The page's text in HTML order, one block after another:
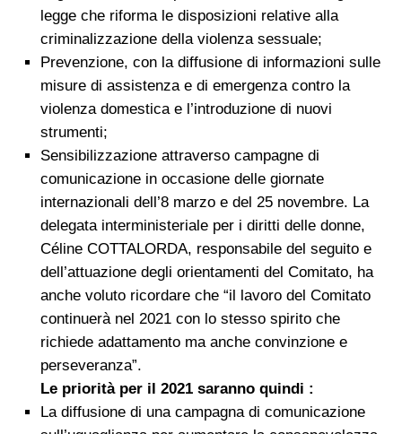
legge che riforma le disposizioni relative alla
criminalizzazione della violenza sessuale;
Prevenzione, con la diffusione di informazioni sulle
misure di assistenza e di emergenza contro la
violenza domestica e l’introduzione di nuovi
strumenti;
Sensibilizzazione attraverso campagne di
comunicazione in occasione delle giornate
internazionali dell’8 marzo e del 25 novembre. La
delegata interministeriale per i diritti delle donne,
Céline COTTALORDA, responsabile del seguito e
dell’attuazione degli orientamenti del Comitato, ha
anche voluto ricordare che “il lavoro del Comitato
continuerà nel 2021 con lo stesso spirito che
richiede adattamento ma anche convinzione e
perseveranza”.
Le priorità per il 2021 saranno quindi :
La diffusione di una campagna di comunicazione